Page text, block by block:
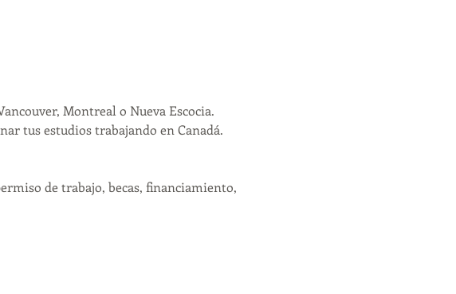
Montreal o Nueva Escocia.
tus estudios trabajando en Canadá.
de trabajo, becas, financiamiento,